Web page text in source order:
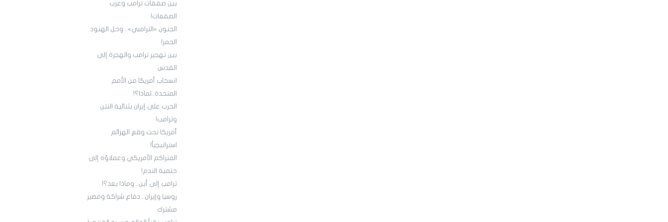
بين صفقات ترامب وعرب
الصفعات!
الجنون «الترامبي».. وحل الهنود
الحمر!
بين تهجير ترامب والهجرة إلى
القدس
انسحاب أمريكا من الأمم
المتحدة..لماذا؟!
الحرب على إيران بثنائية النتن
وترامب!
أمريكا تحت وقع الهزائم
استراتيجياً!
المتراكم الأمريكي وعملاؤه إلى
حتمية الندم!
ترامب إلى أين.. وماذا بعد؟!
روسيا وإيران.. دفاع شراكة ومصير
مشترك